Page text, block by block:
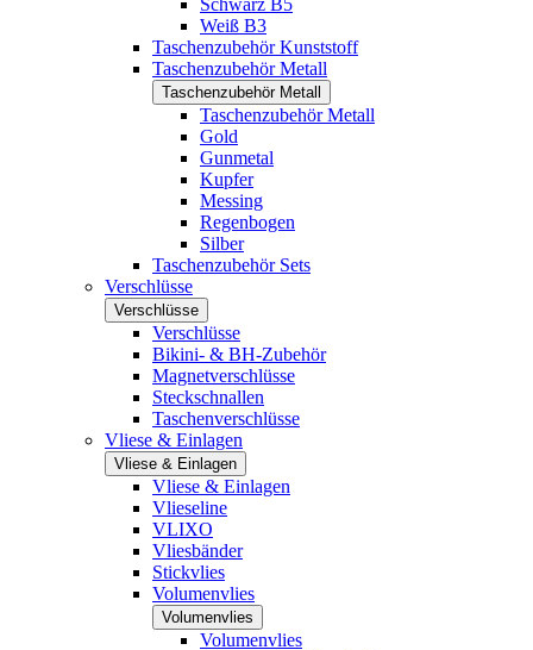
Schwarz B5
Weiß B3
Taschenzubehör Kunststoff
Taschenzubehör Metall
Taschenzubehör Metall
Taschenzubehör Metall
Gold
Gunmetal
Kupfer
Messing
Regenbogen
Silber
Taschenzubehör Sets
Verschlüsse
Verschlüsse
Verschlüsse
Bikini- & BH-Zubehör
Magnetverschlüsse
Steckschnallen
Taschenverschlüsse
Vliese & Einlagen
Vliese & Einlagen
Vliese & Einlagen
Vlieseline
VLIXO
Vliesbänder
Stickvlies
Volumenvlies
Volumenvlies
Volumenvlies